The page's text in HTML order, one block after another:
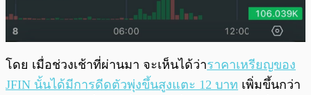
โดย เมื่อช่วงเช้าที่ผ่านมา จะเห็นได้ว่าราคาเหรียญของ
JFIN นั้นได้มีการดีดตัวพุ่งขึ้นสูงแตะ 12 บาท เพิ่มขึ้นกว่า